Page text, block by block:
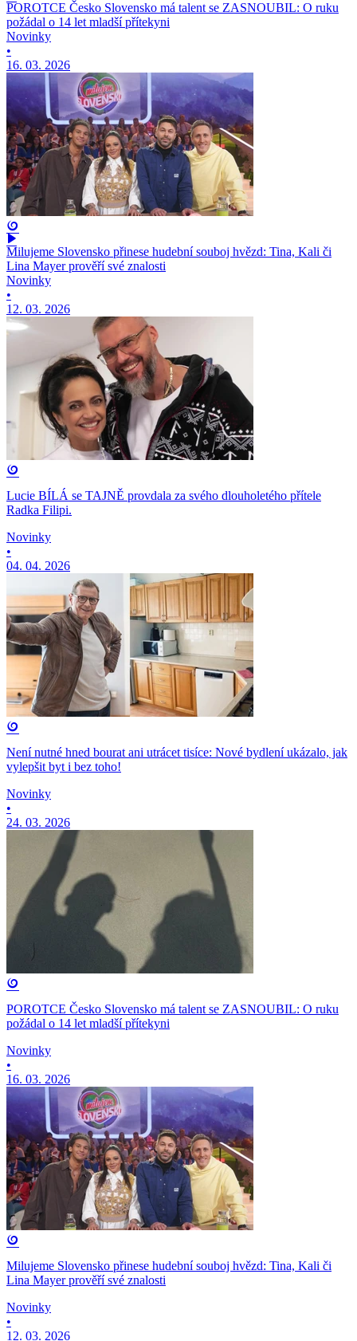
POROTCE Česko Slovensko má talent se ZASNOUBIL: O ruku
požádal o 14 let mladší přítekyni
Novinky
•
16. 03. 2026
Milujeme Slovensko přinese hudební souboj hvězd: Tina, Kali či
Lina Mayer prověří své znalosti
Novinky
•
12. 03. 2026
Lucie BÍLÁ se TAJNĚ provdala za svého dlouholetého přítele
Radka Filipi.
Novinky
•
04. 04. 2026
Není nutné hned bourat ani utrácet tisíce: Nové bydlení ukázalo, jak
vylepšit byt i bez toho!
Novinky
•
24. 03. 2026
POROTCE Česko Slovensko má talent se ZASNOUBIL: O ruku
požádal o 14 let mladší přítekyni
Novinky
•
16. 03. 2026
Milujeme Slovensko přinese hudební souboj hvězd: Tina, Kali či
Lina Mayer prověří své znalosti
Novinky
•
12. 03. 2026